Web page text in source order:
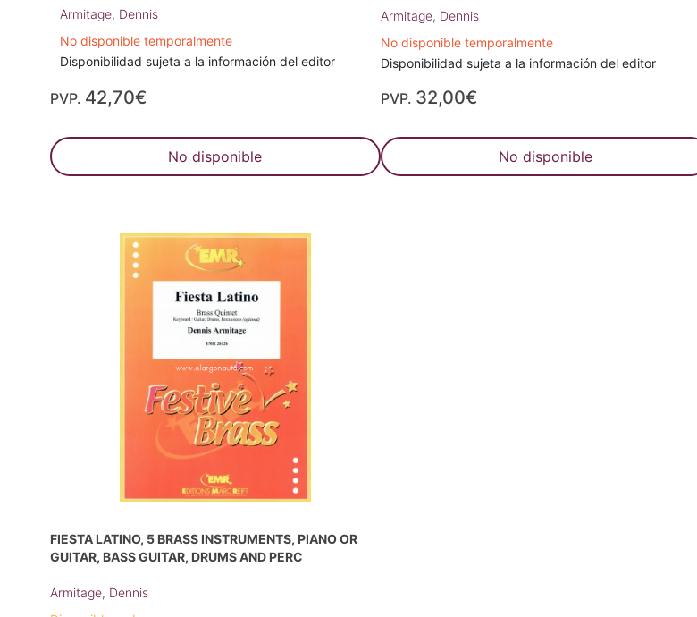
Armitage, Dennis
No disponible temporalmente
Disponibilidad sujeta a la información del editor
PVP. 42,70€
No disponible
Armitage, Dennis
No disponible temporalmente
Disponibilidad sujeta a la información del editor
PVP. 32,00€
No disponible
FIESTA LATINO, 5 BRASS INSTRUMENTS, PIANO OR
GUITAR, BASS GUITAR, DRUMS AND PERC
Armitage, Dennis